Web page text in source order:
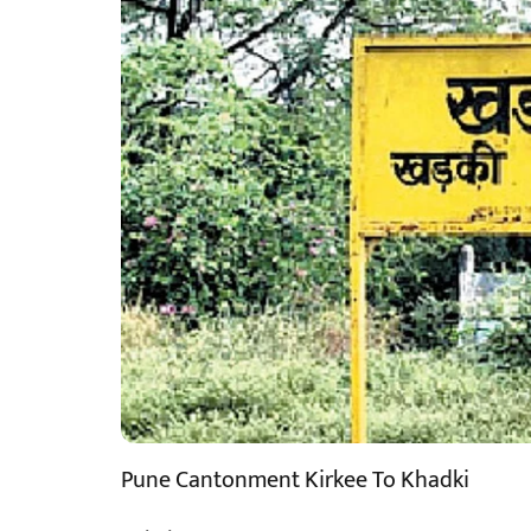
Pune Cantonment Kirkee To Khadki